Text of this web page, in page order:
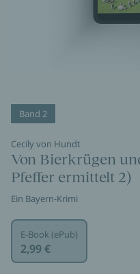
Band 2
Cecily von Hundt
Von Bierkrügen
Pfeffer ermittelt 2)
Ein Bayern-Krimi
E-Book (ePub)
2,99 €